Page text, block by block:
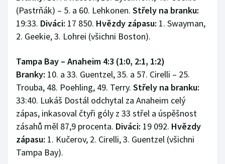
(Pastrňák) – 5. a 60. Lehkonen. Střely na branku:
19:33. Diváci: 17 850. Hvězdy zápasu: 1. Swayman,
2. Geekie, 3. Lohrei (všichni Boston).
Tampa Bay – Anaheim 4:3 (1:0, 2:1, 1:2)
Branky: 10. a 33. Guentzel, 35. a 57. Cirelli – 25.
Trouba, 48. Poehling, 49. Terry. Střely na branku:
33:40. Lukáš Dostál odchytal za Anaheim celý
zápas, inkasoval čtyři góly z 33 střel a úspěšnost
zásahů měl 87,9 procenta. Diváci: 19 092. Hvězdy
zápasu: 1. Kučerov, 2. Cirelli, 3. Guentzel (všichni
Tampa Bay).